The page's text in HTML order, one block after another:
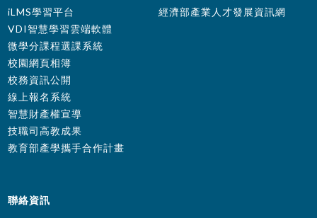
iLMS學習平台
VDI智慧學習雲端軟體
微學分課程選課系統
校園網頁相簿
校務資訊公開
線上報名系統
智慧財產權宣導
技職司高教成果
教育部產學攜手合作計畫
經濟部產業人才發展資訊網
聯絡資訊